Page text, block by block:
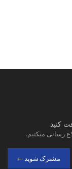
کنید
رسانی میکنیم.
مشترک شوید